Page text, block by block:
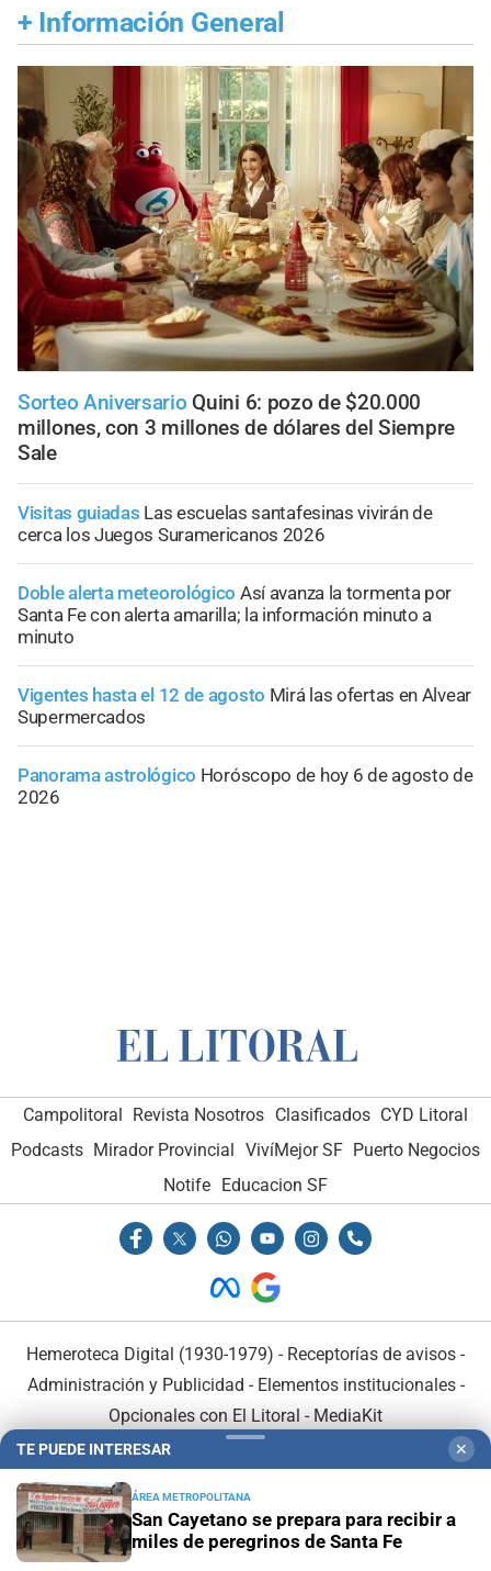
+ Información General
Sorteo Aniversario Quini 6: pozo de $20.000
millones, con 3 millones de dólares del Siempre
Sale
Visitas guiadas Las escuelas santafesinas vivirán de
cerca los Juegos Suramericanos 2026
Doble alerta meteorológico Así avanza la tormenta por
Santa Fe con alerta amarilla; la información minuto a
minuto
Vigentes hasta el 12 de agosto Mirá las ofertas en Alvear
Supermercados
Panorama astrológico Horóscopo de hoy 6 de agosto de
2026
Campolitoral Revista Nosotros Clasificados CYD Litoral
Podcasts Mirador Provincial VivíMejor SF Puerto Negocios
Notife Educacion SF
Hemeroteca Digital (1930-1979) - Receptorías de avisos -
Administración y Publicidad - Elementos institucionales-
Opcionales con El Litoral - MediaKit
TE PUEDE INTERESAR ✕
ÁREA METROPOLITANA
San Cayetano se prepara para recibir a
miles de peregrinos de Santa Fe